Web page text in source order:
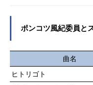
ポンコツ風紀委員と
曲名
ヒトリゴト